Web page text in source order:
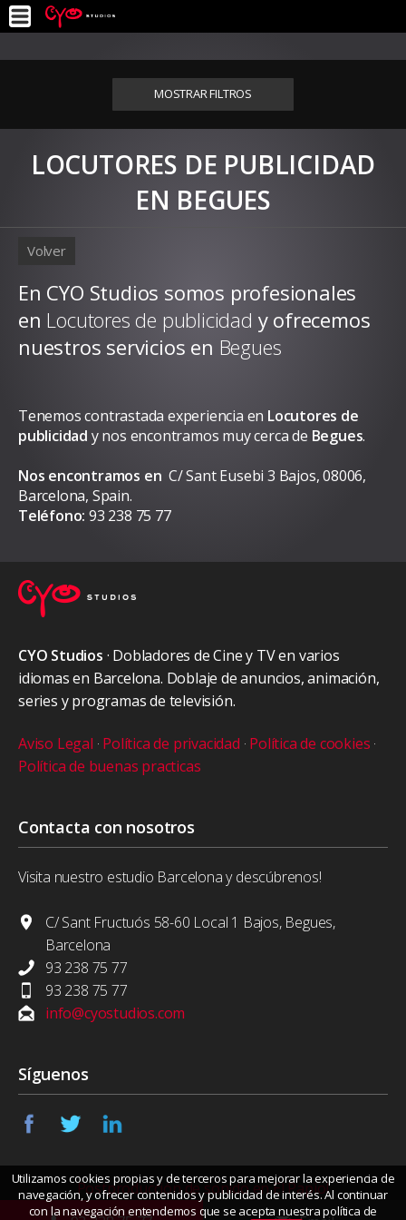
MOSTRAR FILTROS
LOCUTORES DE PUBLICIDAD
EN BEGUES
Volver
En CYO Studios somos profesionales
en Locutores de publicidad y ofrecemos
nuestros servicios en Begues
Tenemos contrastada experiencia en Locutores de
publicidad y nos encontramos muy cerca de Begues.
Nos encontramos en C/ Sant Eusebi 3 Bajos, 08006,
Barcelona, Spain.
Teléfono: 93 238 75 77
CYO Studios · Dobladores de Cine y TV en varios
idiomas en Barcelona. Doblaje de anuncios, animación,
series y programas de televisión.
Aviso Legal · Política de privacidad · Política de cookies ·
Política de buenas practicas
Contacta con nosotros
Visita nuestro estudio Barcelona y descúbrenos!
C/ Sant Fructuós 58-60 Local 1 Bajos, Begues,
Barcelona
93 238 75 77
93 238 75 77
info@cyostudios.com
Síguenos
Postproducción de sonido en El Papiol
Utilizamos cookies propias y de terceros para mejorar la experiencia de
navegación, y ofrecer contenidos y publicidad de interés. Al continuar
con la navegación entendemos que se acepta nuestra política de